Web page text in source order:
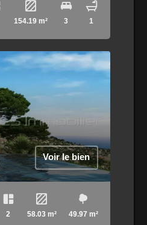
154.19 m² 3 1
Voir le bien
2 58.03 m² 49.97 m²